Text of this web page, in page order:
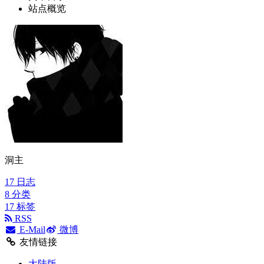
站点概览
洞主
17 日志
8 分类
17 标签
RSS
E-Mail
微博
友情链接